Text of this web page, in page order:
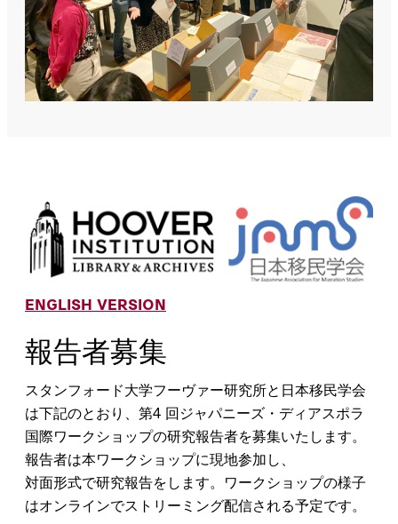
ENGLISH VERSION
報告者募集
スタンフォード大学フーヴァー研究所と日本移民学会
は下記のとおり、第4 回ジャパニーズ・ディアスポラ
国際ワークショップの研究報告者を募集いたします。
報告者は本ワークショップに現地参加し、
対面形式で研究報告をします。ワークショップの様子
はオンラインでストリーミング配信される予定です。